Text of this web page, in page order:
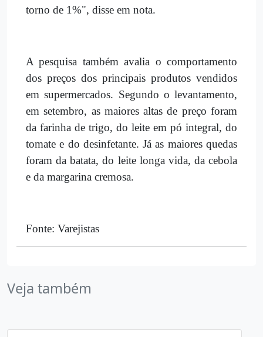
torno de 1%", disse em nota.
A pesquisa também avalia o comportamento
dos preços dos principais produtos vendidos
em supermercados. Segundo o levantamento,
em setembro, as maiores altas de preço foram
da farinha de trigo, do leite em pó integral, do
tomate e do desinfetante. Já as maiores quedas
foram da batata, do leite longa vida, da cebola
e da margarina cremosa.
Fonte: Varejistas
Veja também